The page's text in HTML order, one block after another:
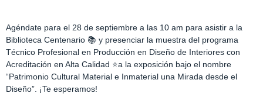
Agéndate para el 28 de septiembre a las 10 am para asistir a la
Biblioteca Centenario 📚 y presenciar la muestra del programa
Técnico Profesional en Producción en Diseño de Interiores con
Acreditación en Alta Calidad ⭐️a la exposición bajo el nombre
“Patrimonio Cultural Material e Inmaterial una Mirada desde el
Diseño”. ¡Te esperamos!